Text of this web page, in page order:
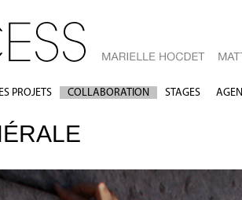
PROJETS COLLABORATION STAGES